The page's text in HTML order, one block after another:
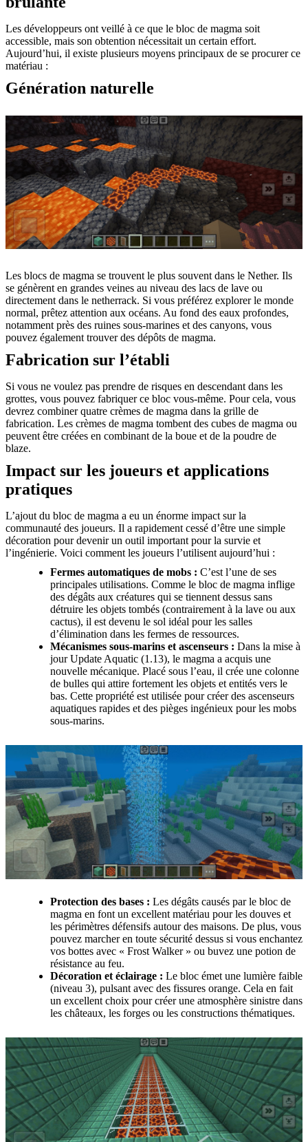
Les développeurs ont veillé à ce que le bloc de magma soit
accessible, mais son obtention nécessitait un certain effort.
Aujourd’hui, il existe plusieurs moyens principaux de se procurer ce
matériau :
Génération naturelle
Les blocs de magma se trouvent le plus souvent dans le Nether. Ils
se génèrent en grandes veines au niveau des lacs de lave ou
directement dans le netherrack. Si vous préférez explorer le monde
normal, prêtez attention aux océans. Au fond des eaux profondes,
notamment près des ruines sous-marines et des canyons, vous
pouvez également trouver des dépôts de magma.
Fabrication sur l’établi
Si vous ne voulez pas prendre de risques en descendant dans les
grottes, vous pouvez fabriquer ce bloc vous-même. Pour cela, vous
devrez combiner quatre crèmes de magma dans la grille de
fabrication. Les crèmes de magma tombent des cubes de magma ou
peuvent être créées en combinant de la boue et de la poudre de
blaze.
Impact sur les joueurs et applications
pratiques
L’ajout du bloc de magma a eu un énorme impact sur la
communauté des joueurs. Il a rapidement cessé d’être une simple
décoration pour devenir un outil important pour la survie et
l’ingénierie. Voici comment les joueurs l’utilisent aujourd’hui :
Fermes automatiques de mobs : C’est l’une de ses
principales utilisations. Comme le bloc de magma inflige
des dégâts aux créatures qui se tiennent dessus sans
détruire les objets tombés (contrairement à la lave ou aux
cactus), il est devenu le sol idéal pour les salles
d’élimination dans les fermes de ressources.
Mécanismes sous-marins et ascenseurs : Dans la mise à
jour Update Aquatic (1.13), le magma a acquis une
nouvelle mécanique. Placé sous l’eau, il crée une colonne
de bulles qui attire fortement les objets et entités vers le
bas. Cette propriété est utilisée pour créer des ascenseurs
aquatiques rapides et des pièges ingénieux pour les mobs
sous-marins.
Protection des bases : Les dégâts causés par le bloc de
magma en font un excellent matériau pour les douves et
les périmètres défensifs autour des maisons. De plus, vous
pouvez marcher en toute sécurité dessus si vous enchantez
vos bottes avec « Frost Walker » ou buvez une potion de
résistance au feu.
Décoration et éclairage : Le bloc émet une lumière faible
(niveau 3), pulsant avec des fissures orange. Cela en fait
un excellent choix pour créer une atmosphère sinistre dans
les châteaux, les forges ou les constructions thématiques.